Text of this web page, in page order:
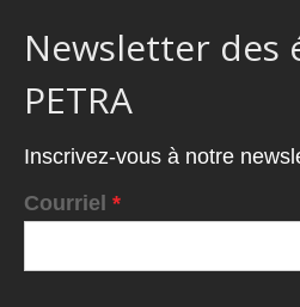
Newsletter des
PETRA
Inscrivez-vous à notre
Courriel *